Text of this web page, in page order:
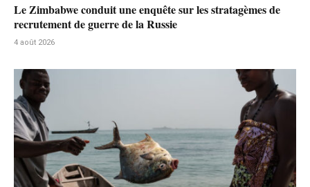
Le Zimbabwe conduit une enquête sur les stratagèmes de
recrutement de guerre de la Russie
4 août 2026